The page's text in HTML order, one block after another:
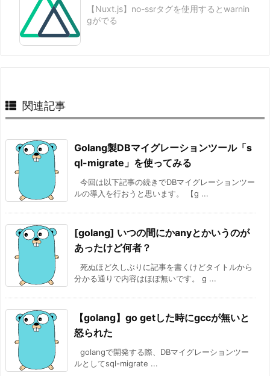
【Nuxt.js】no-ssrタグを使用するとwarnin
gがでる
関連記事
Golang製DBマイグレーションツール「s
ql-migrate」を使ってみる
今回は以下記事の続きでDBマイグレーションツー
ルの導入を行おうと思います。 【g ...
[golang] いつの間にかanyとかいうのが
あったけど何者？
死ぬほど久しぶりに記事を書くけどタイトルから
分かる通りで内容はほぼ無いです。 g ...
【golang】go getした時にgccが無いと
怒られた
golangで開発する際、DBマイグレーションツー
ルとしてsql-migrate ...